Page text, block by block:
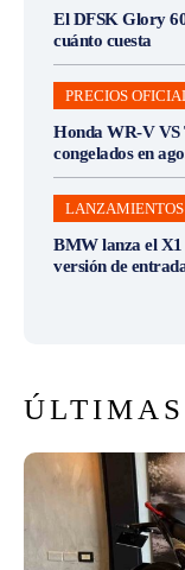
El DFSK Glory
cuánto cuesta
PRECIOS
Honda WR-V VS
congelados en
LANZAMIENTOS
BMW lanza el
versión de